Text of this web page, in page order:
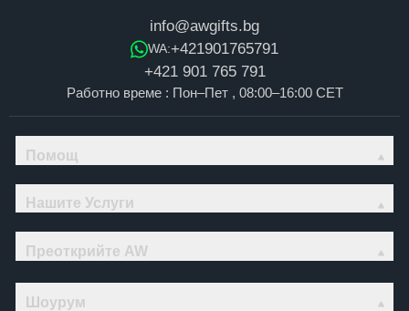
info@awgifts.bg
WA:+421901765791
+421 901 765 791
Работно време : Пон–Пет , 08:00–16:00 CET
Помощ
Нашите Услуги
Преоткрийте AW
Шоурум